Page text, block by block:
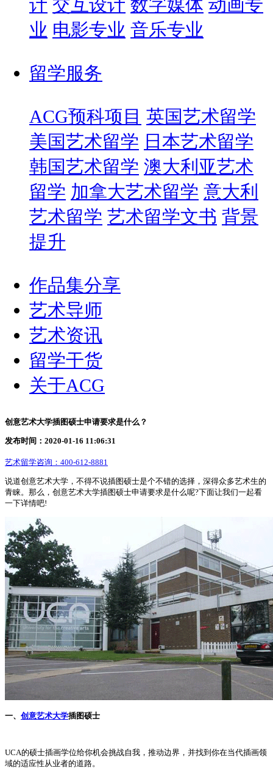
计 交互设计 数字媒体 动画专
业 电影专业 音乐专业
留学服务
ACG预科项目 英国艺术留学
美国艺术留学 日本艺术留学
韩国艺术留学 澳大利亚艺术
留学 加拿大艺术留学 意大利
艺术留学 艺术留学文书 背景
提升
作品集分享
艺术导师
艺术资讯
留学干货
关于ACG
创意艺术大学插图硕士申请要求是什么？
发布时间：2020-01-16 11:06:31
艺术留学咨询： 400-612-8881
说道创意艺术大学，不得不说插图硕士是个不错的选择，深得众多艺术生的
青睐。那么，创意艺术大学插图硕士申请要求是什么呢?下面让我们一起看
一下详情吧!
一、 创意艺术大学插图硕士
UCA的硕士插画学位给你机会挑战自我，推动边界，并找到你在当代插画领
域的适应性从业者的道路。